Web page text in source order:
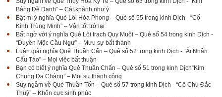
Bảng Đề Danh” – Cát khánh như ý
Bật mí ý nghĩa Quẻ Lôi Hỏa Phong – Quẻ số 55 trong kinh Dịch - “Cổ
Kính Trùng Minh” – Vận tốt trở lại
Bất ngờ với ý nghĩa Quẻ Lôi trạch Quy Muội – Quẻ số 54 trong kinh Dịch -
“Duyên Mộc Cầu Ngư” – Mưu sự bất thành
Luận giải nghĩa Quẻ Thuần Cấn – Quẻ số 52 trong kinh Dịch - “Ải Nhân
Cấu Táo” – Mọi việc bất thuận
Bạn có biết ý nghĩa Quẻ Thuần Chấn – Quẻ số 51 trong kinh Dịch“Kim
Chung Dạ Chàng” – Mọi sự thành công
Suy ngẫm về Quẻ Thuần Tốn – Quẻ số 57 trong kinh Dịch - “Cô Chu Đắc
Thuỷ” – Khốn cực sinh phúc